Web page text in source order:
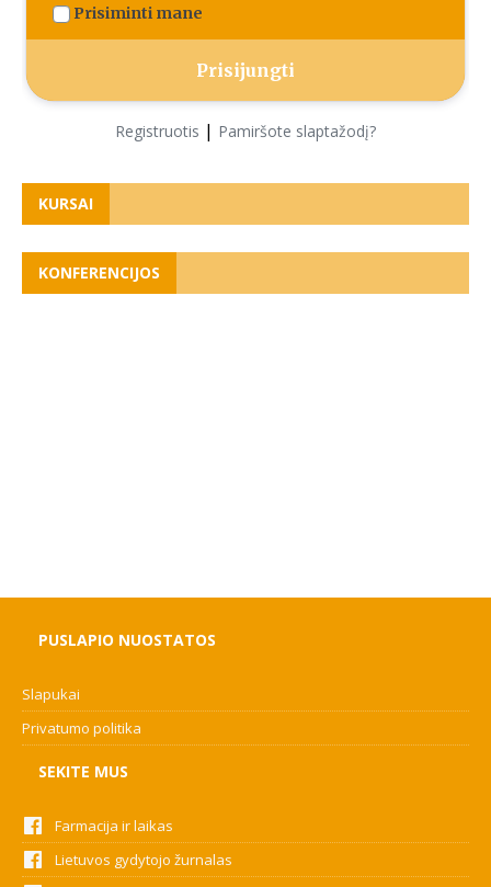
Prisiminti mane
Registruotis | Pamiršote slaptažodį?
KURSAI
KONFERENCIJOS
PUSLAPIO NUOSTATOS
Slapukai
Privatumo politika
SEKITE MUS
Farmacija ir laikas
Lietuvos gydytojo žurnalas